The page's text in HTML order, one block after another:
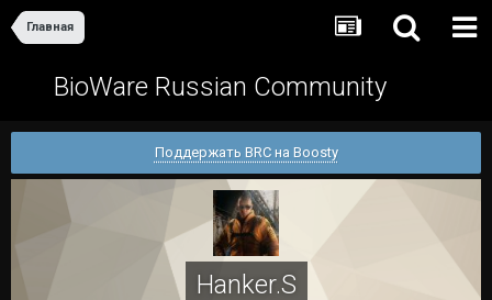
Главная
BioWare Russian Community
Поддержать BRC на Boosty
Hanker.S